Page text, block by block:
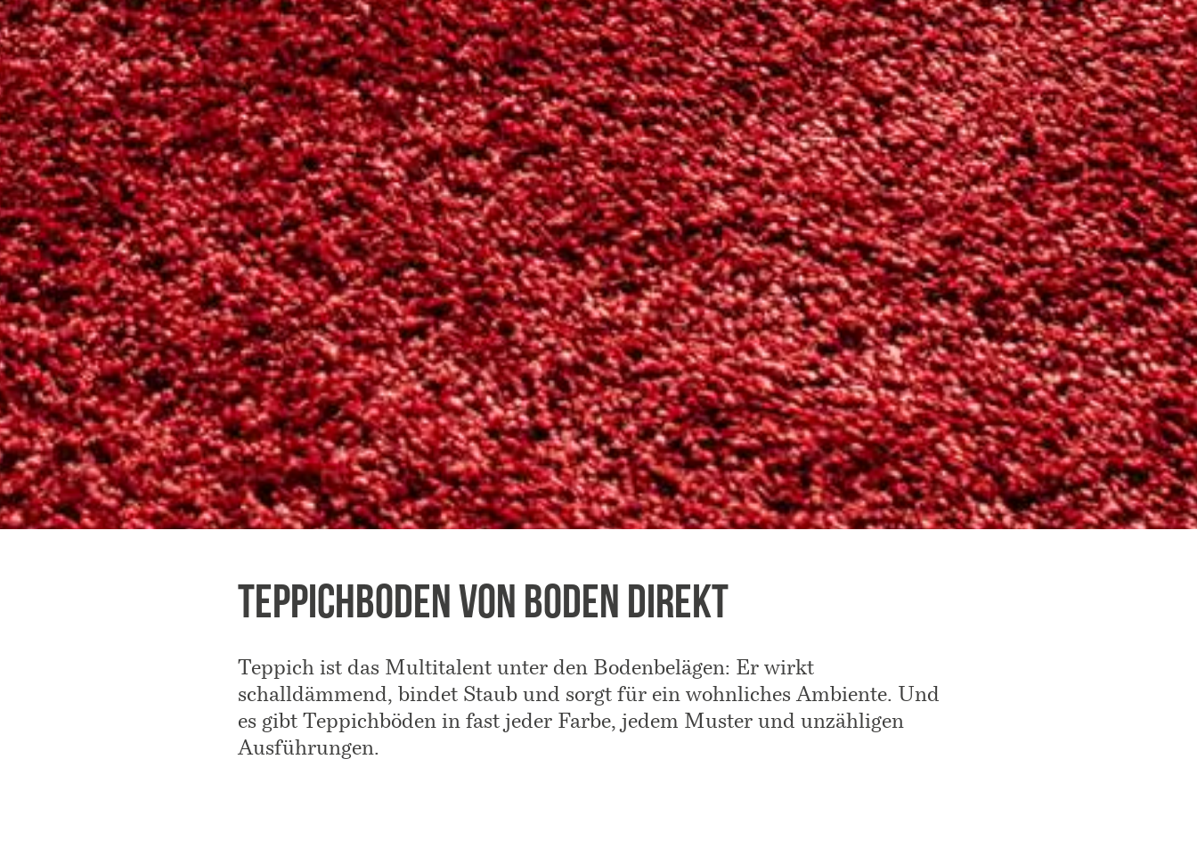
Teppichboden von Boden Direkt
Teppich ist das Multitalent unter den Bodenbelägen: Er wirkt
schalldämmend, bindet Staub und sorgt für ein wohnliches Ambiente. Und
es gibt Teppichböden in fast jeder Farbe, jedem Muster und unzähligen
Ausführungen.